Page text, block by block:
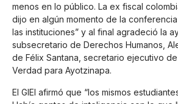
menos en lo público. La ex fiscal
dijo en algún momento de la
las instituciones” y al final agradeció la
subsecretario de Derechos Humanos,
de Félix Santana, secretario ejecutivo
Verdad para Ayotzinapa.
El GIEI afirmó que “los mismos